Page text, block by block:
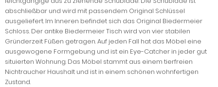
abschließbar und wird mit passendem Original Schlüssel
ausgeliefert. Im Inneren befindet sich das Original Biedermeier
Schloss. Der antike Biedermeier Tisch wird von vier stabilen
Gründerzeit Füßen getragen. Auf jeden Fall hat das Möbel eine
ausgewogene Formgebung und ist ein Eye-Catcher in jeder gut
situierten Wohnung. Das Möbel stammt aus einem tierfreien
Nichtraucher Haushalt und ist in einem schönen wohnfertigen
Zustand.